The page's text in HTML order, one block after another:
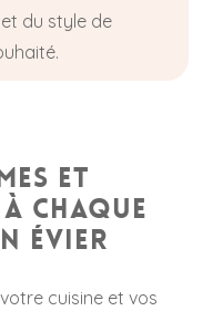
du style de
et
chaque
évier
cuisine et vos